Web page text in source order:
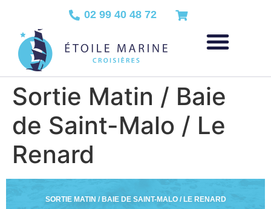
02 99 40 48 72
Sortie Matin / Baie
de Saint-Malo / Le
Renard
SORTIE MATIN / BAIE DE SAINT-MALO / LE RENARD